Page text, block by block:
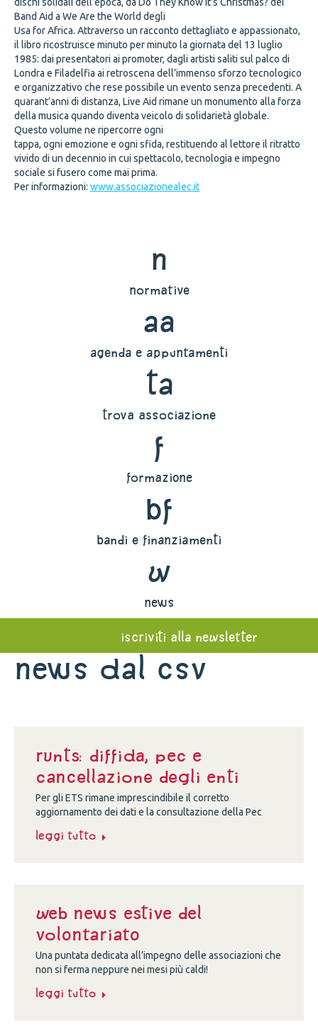
Band Aid a We Are the World degli
Usa for Africa. Attraverso un racconto dettagliato e appassionato,
il libro ricostruisce minuto per minuto la giornata del 13 luglio
1985: dai presentatori ai promoter, dagli artisti saliti sul palco di
Londra e Filadelfia ai retroscena dell’immenso sforzo tecnologico
e organizzativo che rese possibile un evento senza precedenti. A
quarant’anni di distanza, Live Aid rimane un monumento alla forza
della musica quando diventa veicolo di solidarietà globale.
Questo volume ne ripercorre ogni
tappa, ogni emozione e ogni sfida, restituendo al lettore il ritratto
vivido di un decennio in cui spettacolo, tecnologia e impegno
sociale si fusero come mai prima.
Per informazioni: www.associazionealec.it
n
normative
aa
agenda e appuntamenti
ta
trova associazione
f
formazione
bf
bandi e finanziamenti
w
news
iscriviti alla newsletter
News dal Csv
Runts: diffida, Pec e
cancellazione degli enti
Per gli ETS rimane imprescindibile il corretto
aggiornamento dei dati e la consultazione della Pec
Leggi tutto
Web news estive del
volontariato
Una puntata dedicata all’impegno delle associazioni che
non si ferma neppure nei mesi più caldi!
Leggi tutto